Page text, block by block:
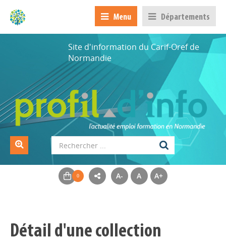
Menu Départements
Site d'information du Carif-Oref de
Normandie
A- A A+
Détail d'une collection